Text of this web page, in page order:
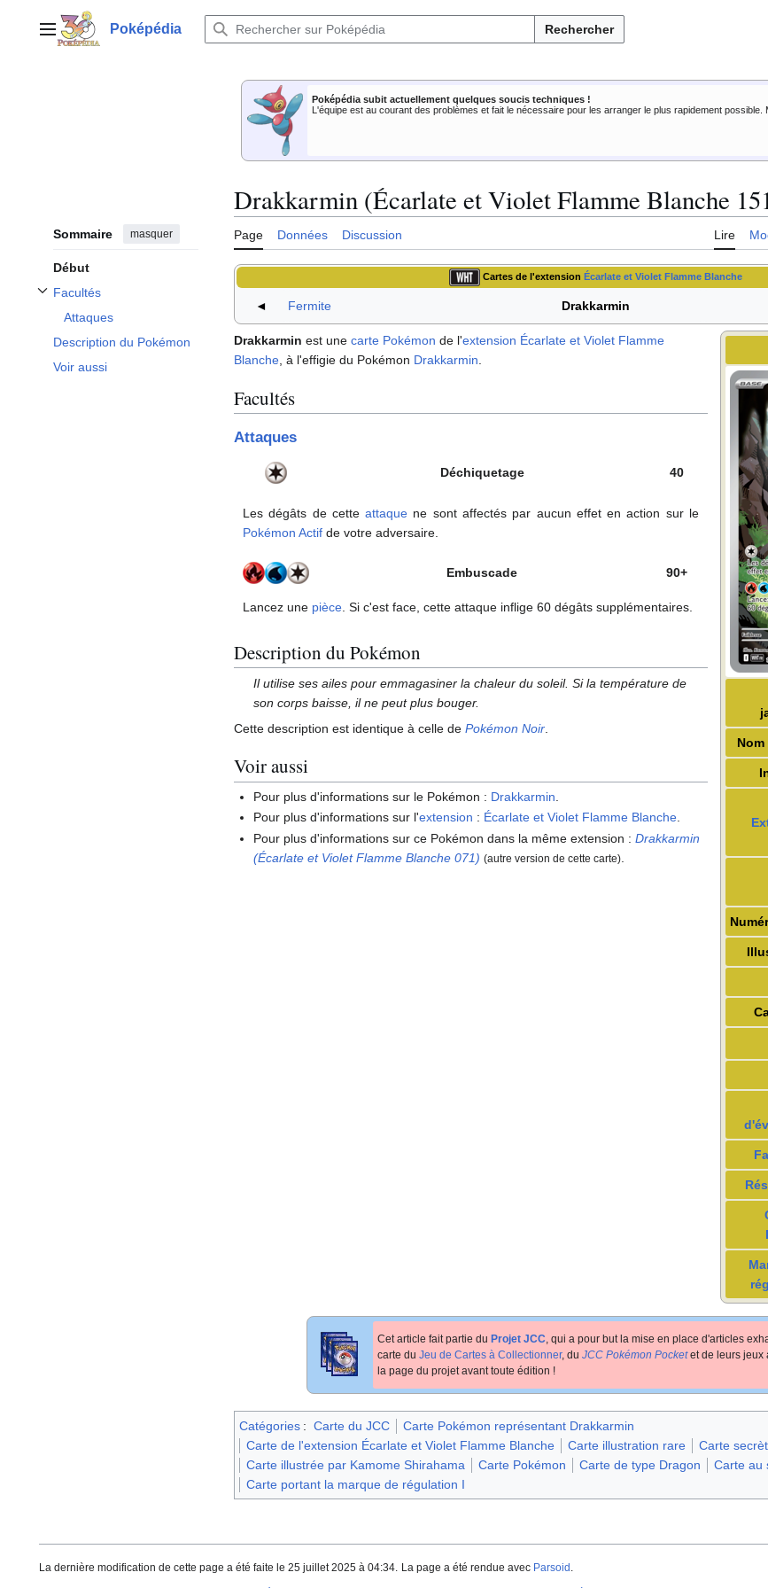
contenuMenu principalPoképédia Rechercher
Poképédia subit actuellement quelques soucis techniques !
L'équipe est au courant des problèmes et fait le nécessaire pour les arranger le plus rapidement possible.
Sommaire masquer
Début
Facultés
Afficher / masquer la sous-section Facultés
Attaques
Description du Pokémon
Voir aussi
Drakkarmin (Écarlate et Violet Flamme Blanche
Page Données Discussion Lire
Cartes de l'extension Écarlate et Violet Flamme Blanche
◄ Fermite Drakkarmin
Drakkarmin est une carte Pokémon de l'extension Écarlate et Violet Flamme
Blanche , à l'effigie du Pokémon Drakkarmin
Facultés
Attaques
Déchiquetage 40
Les dégâts de cetteattaque ne sont affectés par aucun effet en action sur le
Pokémon Actif de votre adversaire.
Embuscade 90+
Lancez une pièce . Si c'est face, cette attaque inflige 60 dégâts supplémentaires.
Description du Pokémon
Il utilise ses ailes pour emmagasiner la chaleur du soleil. Si la température de
son corps baisse, il ne peut plus bouger.
Cette description est identique à celle de Pokémon Noir
Voir aussi
Pour plus d'informations sur le Pokémon : Drakkarmin
Pour plus d'informations sur l'extension : Écarlate et Violet Flamme Blanche.
Pour plus d'informations sur ce Pokémon dans la même extension :Drakkarmin
(Écarlate et Violet Flamme Blanche 071) (autre version de cette carte)
Cet article fait partie du Projet JCC, qui a pour but la mise en place d'articles
carte du Jeu de Cartes à Collectionner, du JCC Pokémon Pocketet de leurs jeux
la page du projet avant toute édition !
Catégories : Carte du JCC
Carte Pokémon représentant Drakkarmin
Carte de l'extension Écarlate et Violet Flamme Blanche
Carte illustration rare Carte
Carte illustrée par Kamome Shirahama
Carte Pokémon Carte de type Dragon
Carte au
Carte portant la marque de régulation I
La dernière modification de cette page a été faite le 25 juillet 2025 à 04:34. La page a été rendue avec Parsoid .